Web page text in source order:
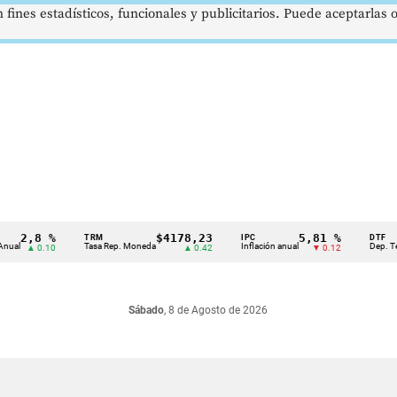
2,8 %
▲ 0.10 Tasa Rep. Moneda
$4178,23
▲ 0.42 Inflación anual
5,81 %
▼ 0.12 Dep.
Sábado, 8 de Agosto de 2026
estadísticos, funcionales y publicitarios. Puede aceptarlas